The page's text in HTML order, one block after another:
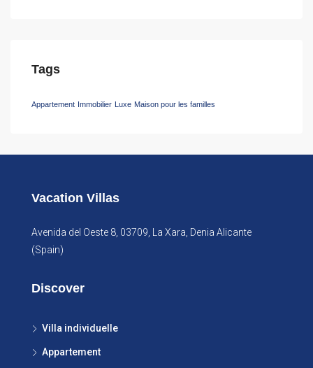
Tags
Appartement Immobilier Luxe Maison pour les familles
Vacation Villas
Avenida del Oeste 8, 03709, La Xara, Denia Alicante
(Spain)
Discover
Villa individuelle
Appartement